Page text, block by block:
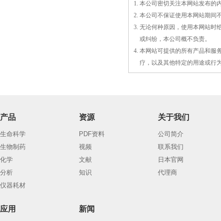
1. 本公司密切关注本网站发布的
2. 本公司不保证使用本网站期间
3. 无论何种原因，使用本网站时
或纠纷，本公司概不负责。
4. 本网站可提供的所有产品和服
疗，以及其他特定的用途或行
产品
生命科学
生物制药
化学
分析
仪器耗材
资源
PDF资料
视频
文献
知识
关于我们
公司简介
联系我们
日本官网
代理商
应用 新闻